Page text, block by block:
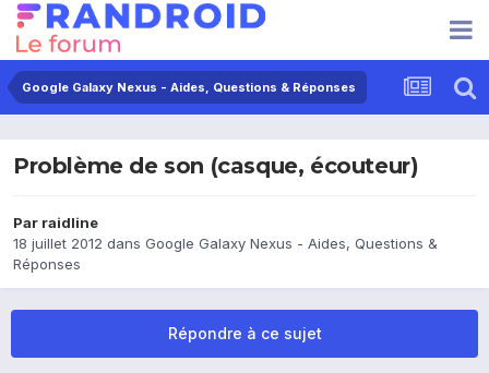
Google Galaxy Nexus - Aides, Questions & Réponses
Problème de son (casque, écouteur)
Par raidline
18 juillet 2012 dans Google Galaxy Nexus - Aides, Questions &
Réponses
Répondre à ce sujet